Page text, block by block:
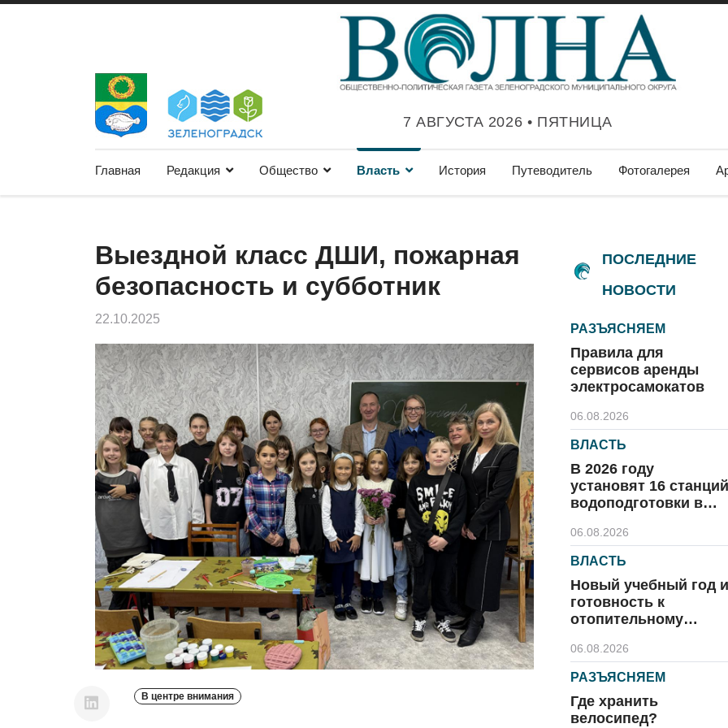
7 АВГУСТА 2026 • ПЯТНИЦА
Главная Редакция Общество Власть История Путеводитель Фотогалерея
Выездной класс ДШИ, пожарная
безопасность и субботник
22.10.2025
В центре внимания
ПОСЛЕДНИЕ
НОВОСТИ
РАЗЪЯСНЯЕМ
Правила для
сервисов аренды
электросамокатов
06.08.2026
ВЛАСТЬ
В 2026 году
установят 16 станций
водоподготовки в
06.08.2026
ВЛАСТЬ
Новый учебный год и
готовность к
отопительному
06.08.2026
РАЗЪЯСНЯЕМ
Где хранить
велосипед?